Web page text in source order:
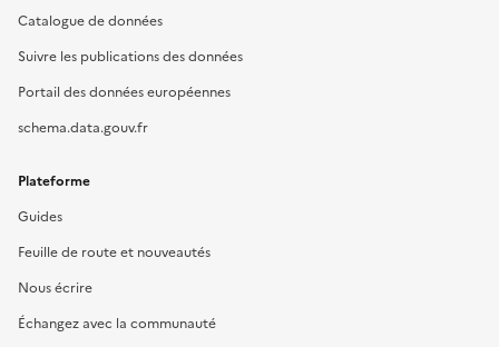
Catalogue de données
Suivre les publications des données
Portail des données européennes
schema.data.gouv.fr
Plateforme
Guides
Feuille de route et nouveautés
Nous écrire
Échangez avec la communauté